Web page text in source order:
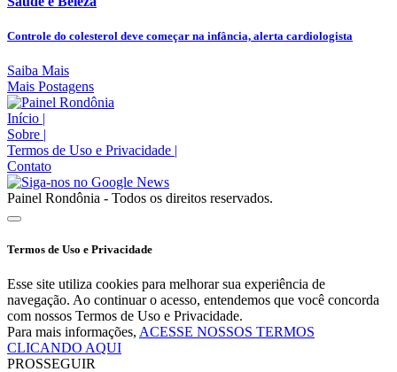
Controle do colesterol deve começar na infância, alerta cardiologista
Saiba Mais
Mais Postagens
Início
Sobre
Termos de Uso e Privacidade
Contato
Painel Rondônia - Todos os direitos reservados.
Termos de Uso e Privacidade
Esse site utiliza cookies para melhorar sua experiência de
navegação. Ao continuar o acesso, entendemos que você concorda
com nossos Termos de Uso e Privacidade.
Para mais informações, ACESSE NOSSOS TERMOS
CLICANDO AQUI
PROSSEGUIR